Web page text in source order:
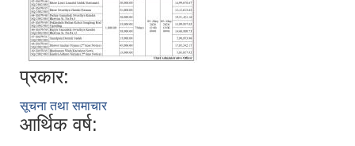
प्रकार:
सूचना तथा समाचार
आर्थिक वर्ष: